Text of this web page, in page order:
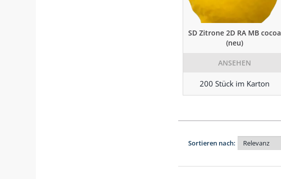
SD Zitrone 2D RA MB cocoa
(neu)
ANSEHEN
200 Stück im Karton
Sortieren nach: